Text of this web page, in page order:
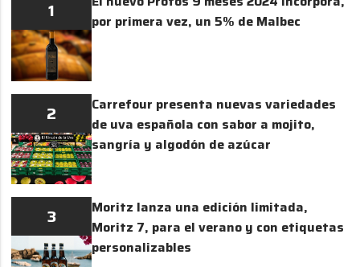
1
por primera vez, un 5% de Malbec
2
Carrefour presenta nuevas variedades
de uva española con sabor a mojito,
sangría y algodón de azúcar
3
Moritz lanza una edición limitada,
Moritz 7, para el verano y con etiquetas
personalizables